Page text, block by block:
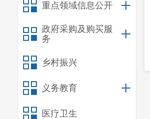
重点领域信息公开
政府采购及购买服
务
乡村振兴
义务教育
医疗卫生